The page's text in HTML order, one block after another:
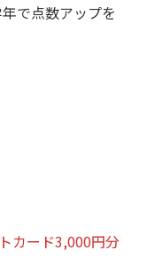
で点数アップを
カード3,000円分